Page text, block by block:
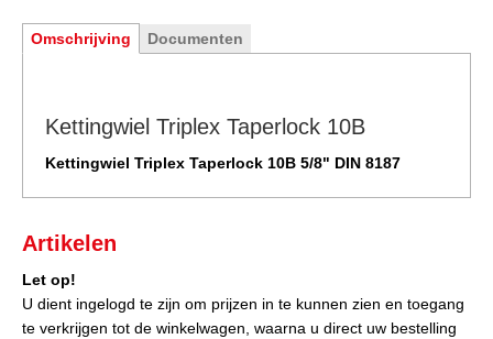
Omschrijving Documenten
Kettingwiel Triplex Taperlock 10B
Kettingwiel Triplex Taperlock 10B 5/8" DIN 8187
Artikelen
Let op!
U dient ingelogd te zijn om prijzen in te kunnen zien en toegang
te verkrijgen tot de winkelwagen, waarna u direct uw bestelling